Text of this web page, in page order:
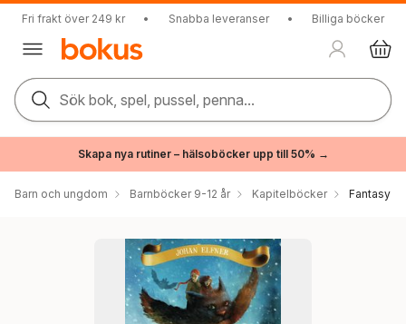
Fri frakt över 249 kr • Snabba leveranser • Billiga böcker
Sök bok, spel, pussel, penna...
Skapa nya rutiner – hälsoböcker upp till 50% →
Barn och ungdom Barnböcker 9-12 år Kapitelböcker Fantasy